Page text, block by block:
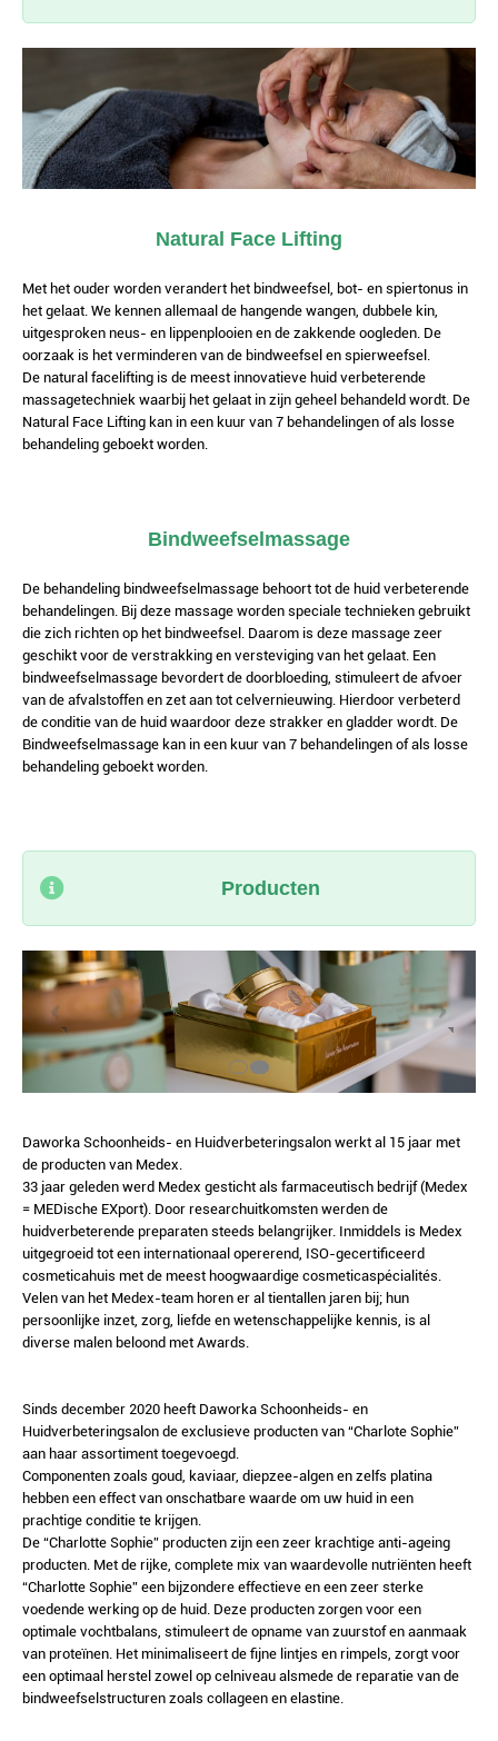
Natural Face Lifting
Met het ouder worden verandert het bindweefsel, bot- en spiertonus in
het gelaat. We kennen allemaal de hangende wangen, dubbele kin,
uitgesproken neus- en lippenplooien en de zakkende oogleden. De
oorzaak is het verminderen van de bindweefsel en spierweefsel.
De natural facelifting is de meest innovatieve huid verbeterende
massagetechniek waarbij het gelaat in zijn geheel behandeld wordt. De
Natural Face Lifting kan in een kuur van 7 behandelingen of als losse
behandeling geboekt worden.
Bindweefselmassage
De behandeling bindweefselmassage behoort tot de huid verbeterende
behandelingen. Bij deze massage worden speciale technieken gebruikt
die zich richten op het bindweefsel. Daarom is deze massage zeer
geschikt voor de verstrakking en versteviging van het gelaat. Een
bindweefselmassage bevordert de doorbloeding, stimuleert de afvoer
van de afvalstoffen en zet aan tot celvernieuwing. Hierdoor verbeterd
de conditie van de huid waardoor deze strakker en gladder wordt. De
Bindweefselmassage kan in een kuur van 7 behandelingen of als losse
behandeling geboekt worden.
Producten
Daworka Schoonheids- en Huidverbeteringsalon werkt al 15 jaar met
de producten van Medex.
33 jaar geleden werd Medex gesticht als farmaceutisch bedrijf (Medex
= MEDische EXport). Door researchuitkomsten werden de
huidverbeterende preparaten steeds belangrijker. Inmiddels is Medex
uitgegroeid tot een internationaal opererend, ISO-gecertificeerd
cosmeticahuis met de meest hoogwaardige cosmeticaspécialités.
Velen van het Medex-team horen er al tientallen jaren bij; hun
persoonlijke inzet, zorg, liefde en wetenschappelijke kennis, is al
diverse malen beloond met Awards.
Sinds december 2020 heeft Daworka Schoonheids- en
Huidverbeteringsalon de exclusieve producten van “Charlote Sophie”
aan haar assortiment toegevoegd.
Componenten zoals goud, kaviaar, diepzee-algen en zelfs platina
hebben een effect van onschatbare waarde om uw huid in een
prachtige conditie te krijgen.
De “Charlotte Sophie” producten zijn een zeer krachtige anti-ageing
producten. Met de rijke, complete mix van waardevolle nutriënten heeft
“Charlotte Sophie” een bijzondere effectieve en een zeer sterke
voedende werking op de huid. Deze producten zorgen voor een
optimale vochtbalans, stimuleert de opname van zuurstof en aanmaak
van proteïnen. Het minimaliseert de fijne lintjes en rimpels, zorgt voor
een optimaal herstel zowel op celniveau alsmede de reparatie van de
bindweefselstructuren zoals collageen en elastine.